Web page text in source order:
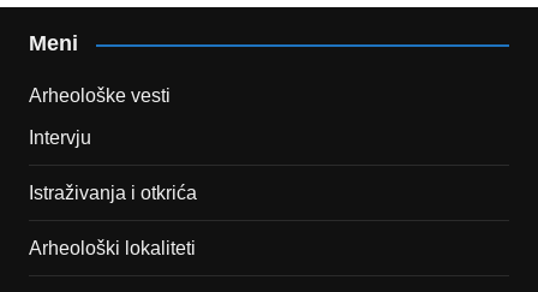
Meni
Arheološke vesti
Intervju
Istraživanja i otkrića
Arheološki lokaliteti